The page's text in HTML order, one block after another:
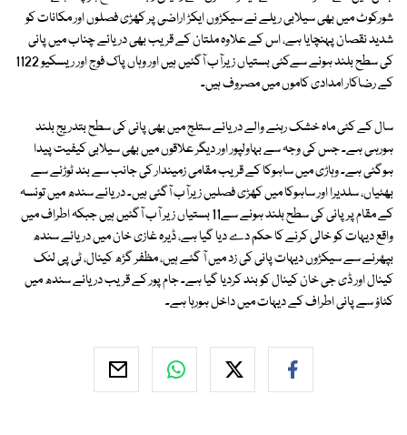
شورکوٹ میں بھی سیلابی ریلے نے سیکڑوں ایکڑ اراضی پر کھڑی فصلوں اور مکانات کو
شدید نقصان پہنچایا ہے، اس کے علاوہ ملتان کے قریب بھی دریائے چناب میں پانی
کی سطح بلند ہونے سےکئی بستیاں زیرآب آگئیں ہیں اور وہاں پاک فوج اور ریسکیو 1122
کے رضاکار امدادی کاموں میں مصروف ہیں۔
سال کے کئی ماہ خشک رہنے والے دریائے ستلج میں بھی پانی کی سطح بتدریج بلند
ہورہی ہے۔ جس کی وجہ سے بہاولپور اور دیگر علاقوں میں بھی سیلابی کیفیت پیدا
ہوگئی ہے۔ وہاڑی میں ساہوکا کے قریب مقامی زمیندار کی جانب سے بند ٹوڑنے سے
بھٹیاں، سلدیرا اور ساہوکا میں کھڑی فصلیں زیرآب آگئی ہیں۔ دریائے سندھ میں تونسہ
کے مقام پر پانی کی سطح بلند ہونے سے11 بستیاں زیر آب آگئیں ہیں جبکہ اطراف میں
واقع دیہات کو خالی کرنے کا حکم دے دیا گیا ہے، ڈیرہ غازی خان میں دریائے سندھ
بپھرنے سے سیکڑوں دیہات پانی کی زد میں آ گئے ہیں، مظفر گڑھ کینال، ٹی پی لنک
کینال اور ڈی جی خان کینال کو بند کردیا گیا ہے۔ جام پور کے قریب دریائے سندھ میں
کٹاؤ سے پانی اطراف کے دیہات میں داخل ہورہا ہے۔